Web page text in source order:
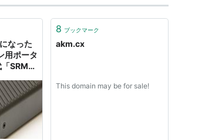
なった
用ポータ
「SRM-
8 ブックマーク
akm.cx
This domain may be for sale!